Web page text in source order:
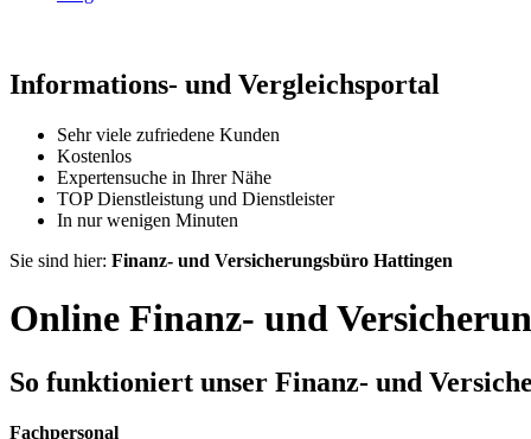
Informations- und Vergleichsportal
Sehr viele zufriedene Kunden
Kostenlos
Expertensuche in Ihrer Nähe
TOP Dienstleistung und Dienstleister
In nur wenigen Minuten
Sie sind hier: Finanz- und Versicherungsbüro Hattingen
Online Finanz- und
So funktioniert unser Finanz- und
Fachpersonal